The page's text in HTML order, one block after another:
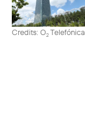
Credits: O2Telefónica